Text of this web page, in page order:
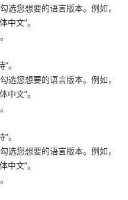
选您想要的语言版本。例如，
文”。
。
选您想要的语言版本。例如，
文”。
。
选您想要的语言版本。例如，
文”。